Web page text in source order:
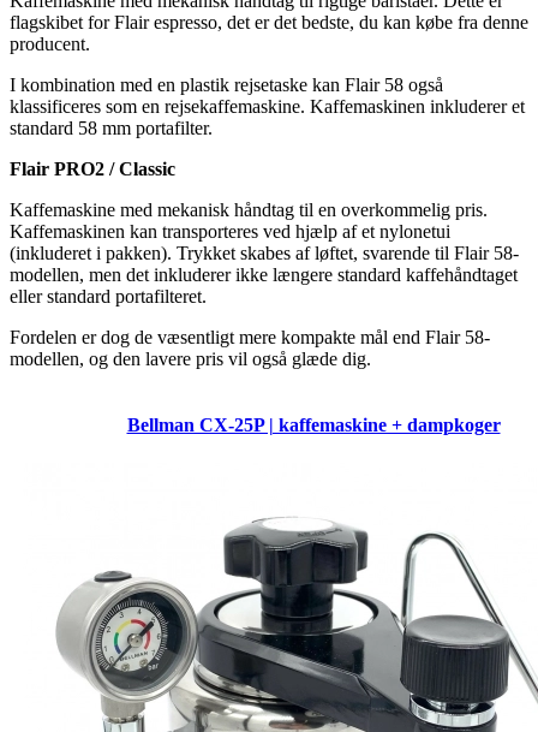
flagskibet for Flair espresso, det er det bedste, du kan købe fra denne
producent.
I kombination med en plastik rejsetaske kan Flair 58 også
klassificeres som en rejsekaffemaskine. Kaffemaskinen inkluderer et
standard 58 mm portafilter.
Flair PRO2 / Classic
Kaffemaskine med mekanisk håndtag til en overkommelig pris.
Kaffemaskinen kan transporteres ved hjælp af et nylonetui
(inkluderet i pakken). Trykket skabes af løftet, svarende til Flair 58-
modellen, men det inkluderer ikke længere standard kaffehåndtaget
eller standard portafilteret.
Fordelen er dog de væsentligt mere kompakte mål end Flair 58-
modellen, og den lavere pris vil også glæde dig.
Bellman CX-25P | kaffemaskine + dampkoger